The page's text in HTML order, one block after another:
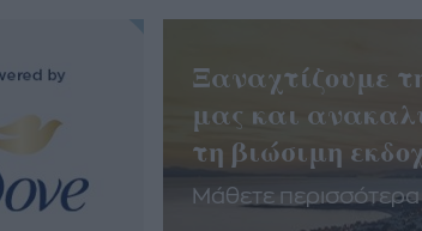
Ξαναχτίζουμε
μας και
τη βιώσιμη
Μάθετε περισσότερα